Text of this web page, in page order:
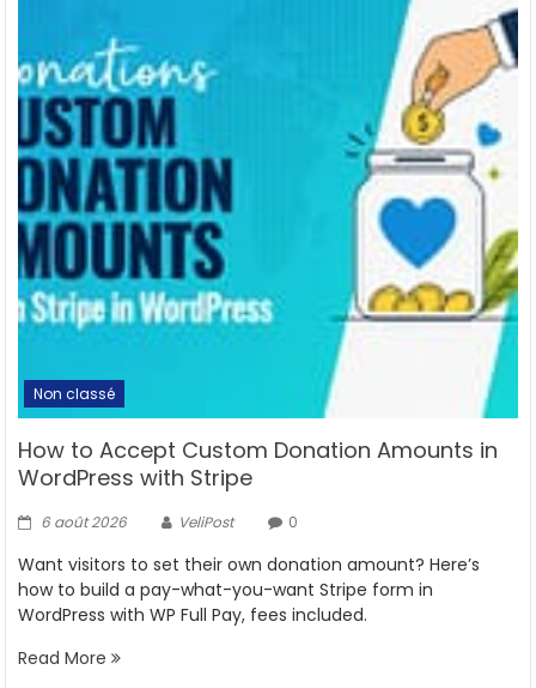
Non classé
How to Accept Custom Donation Amounts in
WordPress with Stripe
6 août 2026 VeliPost 0
Want visitors to set their own donation amount? Here’s
how to build a pay-what-you-want Stripe form in
WordPress with WP Full Pay, fees included.
Read More